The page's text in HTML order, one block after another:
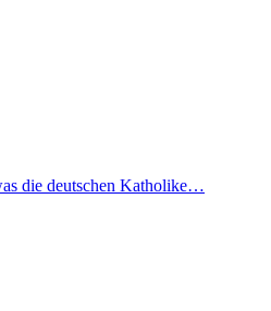
die deutschen Katholike…